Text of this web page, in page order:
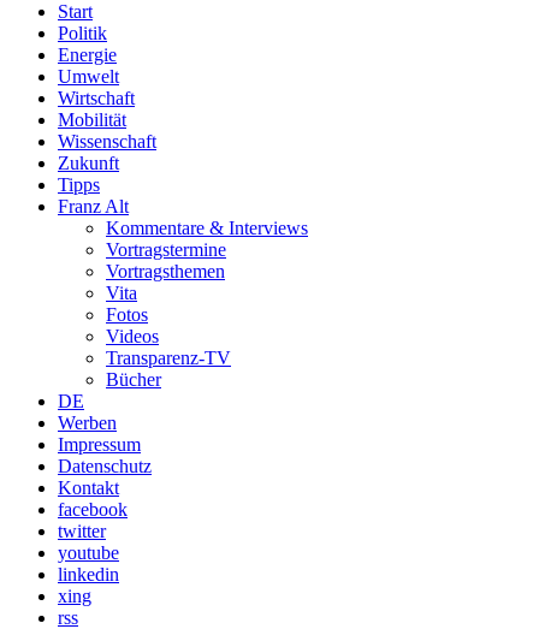
Start
Politik
Energie
Umwelt
Wirtschaft
Mobilität
Wissenschaft
Zukunft
Tipps
Franz Alt
Kommentare & Interviews
Vortragstermine
Vortragsthemen
Vita
Fotos
Videos
Transparenz-TV
Bücher
DE
Werben
Impressum
Datenschutz
Kontakt
facebook
twitter
youtube
linkedin
xing
rss